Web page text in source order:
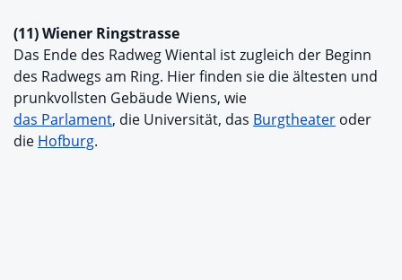
(11) Wiener Ringstrasse
Das Ende des Radweg Wiental ist zugleich der Beginn
des Radwegs am Ring. Hier finden sie die ältesten und
prunkvollsten Gebäude Wiens, wie
das Parlament, die Universität, das Burgtheater oder
die Hofburg.